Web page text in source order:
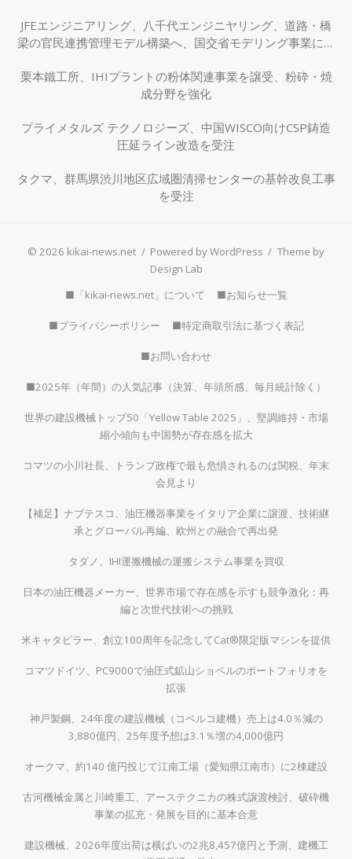
JFEエンジニアリング、八千代エンジニヤリング、道路・橋
梁の官民連携管理モデル構築へ、国交省モデリング事業に採
栗本鐵工所、IHIプラントの粉体関連事業を譲受、粉砕・焼
成分野を強化
プライメタルズ テクノロジーズ、中国WISCO向けCSP鋳造
圧延ライン改造を受注
タクマ、群馬県渋川地区広域圏清掃センターの基幹改良工事
を受注
© 2026 kikai-news.net / Powered by WordPress / Theme by
Design Lab
■「kikai-news.net」について
■お知らせ一覧
■プライバシーポリシー ■特定商取引法に基づく表記
■お問い合わせ
■2025年（年間）の人気記事（決算、年頭所感、毎月統計除く）
世界の建設機械トップ50「Yellow Table 2025」、堅調維持・市場
縮小傾向も中国勢が存在感を拡大
コマツの小川社長、トランプ政権で最も危惧されるのは関税、年末
会見より
【補足】ナブテスコ、油圧機器事業をイタリア企業に譲渡、技術継
承とグローバル再編、欧州との融合で再出発
タダノ、IHI運搬機械の運搬システム事業を買収
日本の油圧機器メーカー、世界市場で存在感を示すも競争激化：再
編と次世代技術への挑戦
米キャタピラー、創立100周年を記念してCat®限定版マシンを提供
コマツドイツ、PC9000で油圧式鉱山ショベルのポートフォリオを
拡張
神戸製鋼、24年度の建設機械（コベルコ建機）売上は4.0％減の
3,880億円、25年度予想は3.1％増の4,000億円
オークマ、約140 億円投じて江南工場（愛知県江南市）に2棟建設
古河機械金属と川崎重工、アーステクニカの株式譲渡検討、破砕機
事業の拡充・発展を目的に基本合意
建設機械、2026年度出荷は横ばいの2兆8,457億円と予測、建機工